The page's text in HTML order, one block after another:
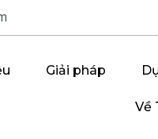
Giải pháp
Về